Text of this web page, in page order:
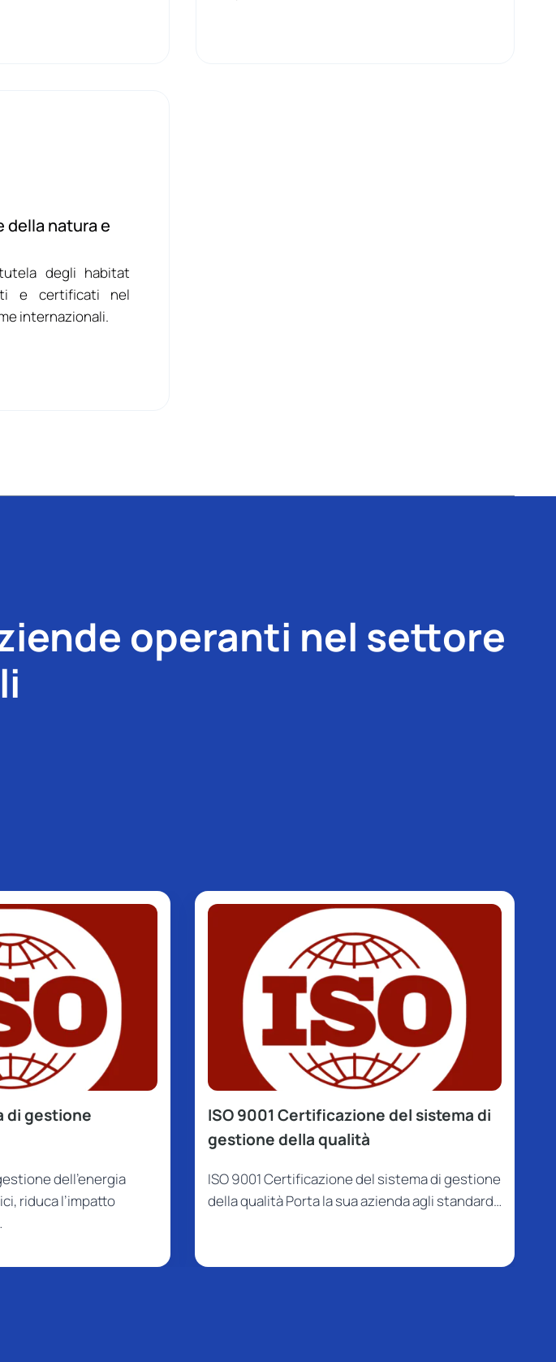
della natura e
degli habitat
e certificati nel
internazionali.
operanti nel settore
di gestione
dell’energia
riduca l’impatto
ISO 9001 Certificazione del sistema di
gestione della qualità
ISO 9001 Certificazione del sistema di gestione
della qualità Porta la sua azienda agli standard…